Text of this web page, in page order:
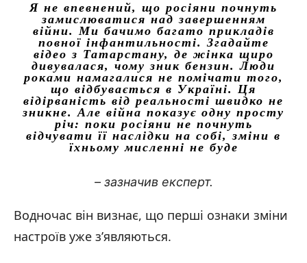
Я не впевнений, що росіяни почнуть
замислюватися над завершенням
війни. Ми бачимо багато прикладів
повної інфантильності. Згадайте
відео з Татарстану, де жінка щиро
дивувалася, чому зник бензин. Люди
роками намагалися не помічати того,
що відбувається в Україні. Ця
відірваність від реальності швидко не
зникне. Але війна показує одну просту
річ: поки росіяни не почнуть
відчувати її наслідки на собі, зміни в
їхньому мисленні не буде
– зазначив експерт.
Водночас він визнає, що перші ознаки зміни
настроїв уже з’являються.